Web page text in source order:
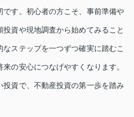
です。初心者の方こそ、事前準備や
資や現地調査から始めてみること
ステップを一つずつ確実に踏むこ
の安心につなげやすくなります。
投資で、不動産投資の第一歩を踏み